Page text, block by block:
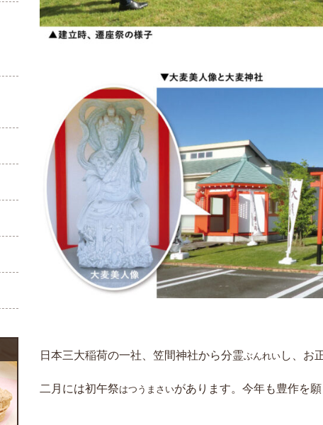
日本三大稲荷の一社、笠間神社から分霊ぶんれい し、お
二月には初午祭はつうまさいがあります。今年も豊作を